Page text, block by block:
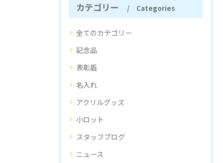
カテゴリー Categories
全てのカテゴリー
記念品
表彰盾
名入れ
アクリルグッズ
小ロット
スタッフブログ
ニュース